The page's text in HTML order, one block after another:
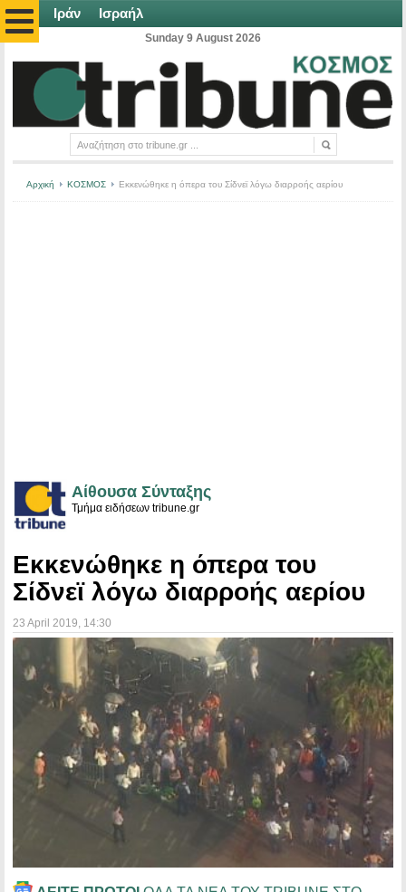
Ιράν Ισραήλ
Sunday 9 August 2026
Αρχική ΚΟΣΜΟΣ Εκκενώθηκε η όπερα του Σίδνεϊ λόγω διαρροής αερίου
Αίθουσα Σύνταξης
Τμήμα ειδήσεων tribune.gr
Εκκενώθηκε η όπερα του
Σίδνεϊ λόγω διαρροής αερίου
23 April 2019 , 14:30